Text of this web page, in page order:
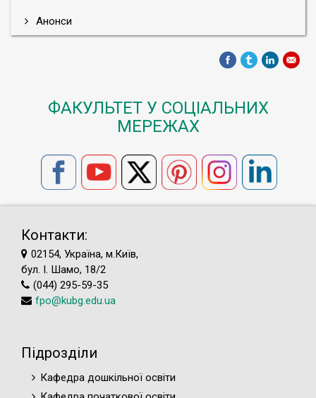
Анонси
ФАКУЛЬТЕТ У СОЦІАЛЬНИХ
МЕРЕЖАХ
Контакти:
02154, Україна, м.Київ,
бул. І. Шамо, 18/2
(044) 295-59-35
fpo@kubg.edu.ua
Підрозділи
Кафедра дошкільної освіти